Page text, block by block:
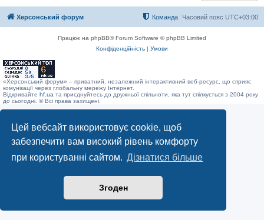
Цей вебсайт використовує cookie, щоб
забезпечити вам високий рівень комфорту
при користуванні сайтом. Дізнатися більше
Згоден
Херсонський форум Часовий пояс UTC+03:00
Команда
Працює на phpBB® Forum Software © phpBB Limited
Конфіденційність | Умови
«Херсонський форум» – приватний, незалежний інтерактивний веб-ресурс, що сприяє
комунікації через глобальну мережу Інтернет.
Відкривайте hf.ua та приєднуйтесь до дружньої спільноти, яка тут спілкується з 2004 року
до сьогодні. © Всі права захищені.